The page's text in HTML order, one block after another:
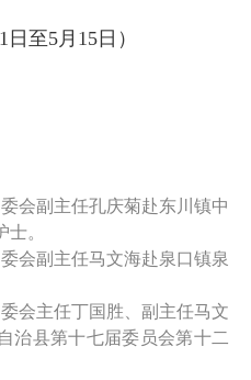
至5月15日）
副主任孔庆菊赴东川镇中
。
副主任马文海赴泉口镇泉
主任丁国胜、副主任马文
治县第十七届委员会第十二